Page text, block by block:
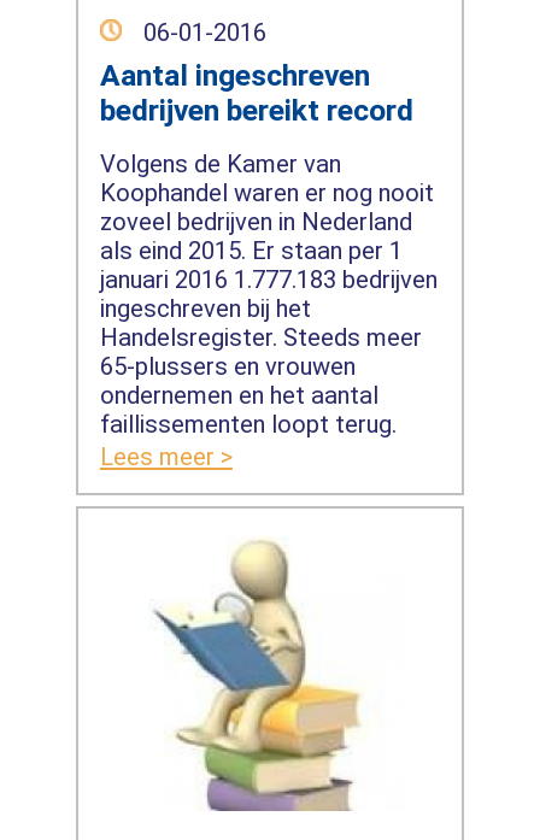
06-01-2016
Aantal ingeschreven
bedrijven bereikt record
Volgens de Kamer van
Koophandel waren er nog nooit
zoveel bedrijven in Nederland
als eind 2015. Er staan per 1
januari 2016 1.777.183 bedrijven
ingeschreven bij het
Handelsregister. Steeds meer
65-plussers en vrouwen
ondernemen en het aantal
faillissementen loopt terug.
Lees meer >